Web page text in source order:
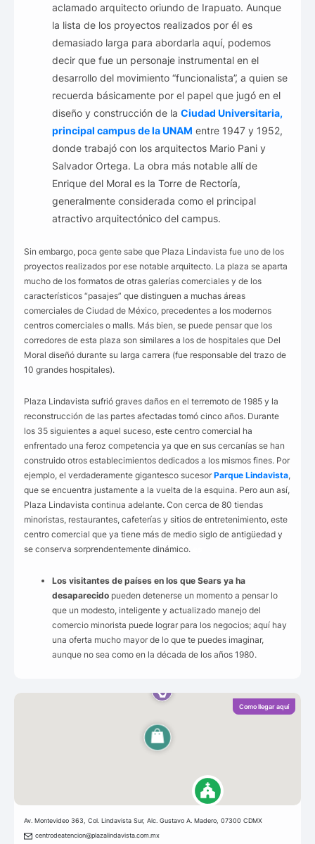
aclamado arquitecto oriundo de Irapuato. Aunque
la lista de los proyectos realizados por él es
demasiado larga para abordarla aquí, podemos
decir que fue un personaje instrumental en el
desarrollo del movimiento “funcionalista”, a quien se
recuerda básicamente por el papel que jugó en el
diseño y construcción de la Ciudad Universitaria,
principal campus de la UNAM entre 1947 y 1952,
donde trabajó con los arquitectos Mario Pani y
Salvador Ortega. La obra más notable allí de
Enrique del Moral es la Torre de Rectoría,
generalmente considerada como el principal
atractivo arquitectónico del campus.
Sin embargo, poca gente sabe que Plaza Lindavista fue uno de los
proyectos realizados por ese notable arquitecto. La plaza se aparta
mucho de los formatos de otras galerías comerciales y de los
característicos “pasajes” que distinguen a muchas áreas
comerciales de Ciudad de México, precedentes a los modernos
centros comerciales o malls. Más bien, se puede pensar que los
corredores de esta plaza son similares a los de hospitales que Del
Moral diseñó durante su larga carrera (fue responsable del trazo de
10 grandes hospitales).
Plaza Lindavista sufrió graves daños en el terremoto de 1985 y la
reconstrucción de las partes afectadas tomó cinco años. Durante
los 35 siguientes a aquel suceso, este centro comercial ha
enfrentado una feroz competencia ya que en sus cercanías se han
construido otros establecimientos dedicados a los mismos fines. Por
ejemplo, el verdaderamente gigantesco sucesor Parque Lindavista
que se encuentra justamente a la vuelta de la esquina. Pero aun así,
Plaza Lindavista continua adelante. Con cerca de 80 tiendas
minoristas, restaurantes, cafeterías y sitios de entretenimiento, este
centro comercial que ya tiene más de medio siglo de antigüedad y
se conserva sorprendentemente dinámico.
Los visitantes de países en los que Sears ya ha
desaparecido pueden detenerse un momento a pensar lo
que un modesto, inteligente y actualizado manejo del
comercio minorista puede lograr para los negocios; aquí hay
una oferta mucho mayor de lo que te puedes imaginar,
aunque no sea como en la década de los años 1980.
Como llegar aquí
Av. Montevideo 363, Col. Lindavista Sur, Alc. Gustavo A. Madero, 07300 CDMX
centrodeatencion@plazalindavista.com.mx